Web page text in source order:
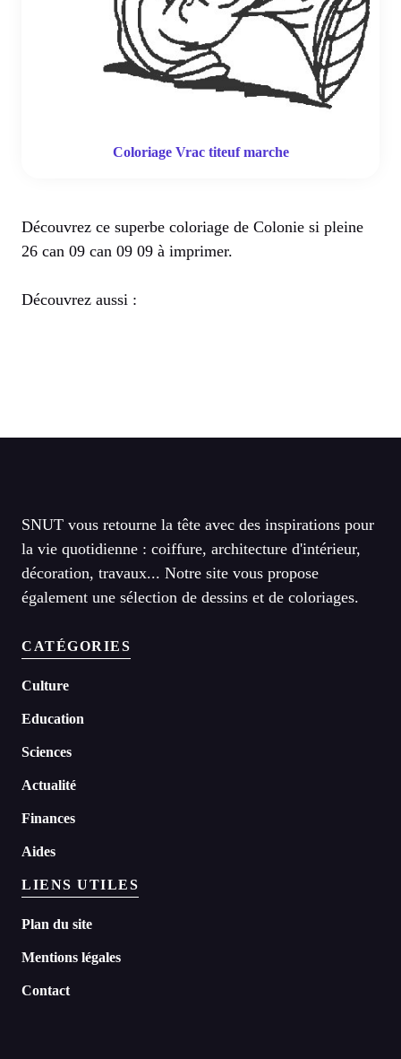
Coloriage Vrac titeuf marche
Découvrez ce superbe coloriage de Colonie si pleine
26 can 09 can 09 09 à imprimer.
Découvrez aussi :
SNUT vous retourne la tête avec des inspirations pour
la vie quotidienne : coiffure, architecture d'intérieur,
décoration, travaux... Notre site vous propose
également une sélection de dessins et de coloriages.
CATÉGORIES
Culture
Education
Sciences
Actualité
Finances
Aides
LIENS UTILES
Plan du site
Mentions légales
Contact